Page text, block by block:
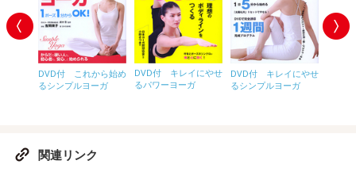
DVD付 これから始め
るシンプルヨーガ
DVD付 キレイにやせ
るパワーヨーガ
DVD付 キレイにやせ
るシンプルヨーガ
関連リンク